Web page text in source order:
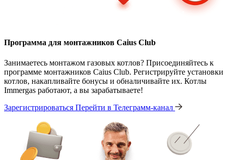
Программа для монтажников Caius Club
Занимаетесь монтажом газовых котлов? Присоединяйтесь к
программе монтажников Caius Club. Регистрируйте установки
котлов, накапливайте бонусы и обналичивайте их. Котлы
Immergas работают, а вы зарабатываете!
Зарегистрироваться Перейти в Телеграмм-канал